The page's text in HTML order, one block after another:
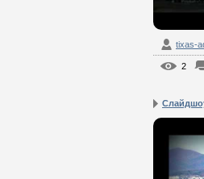
tixas-
2